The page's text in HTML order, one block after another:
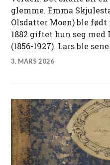
glemme. Emma
Olsdatter Moen) ble født
1882 giftet hun seg med
(1856-1927). Lars ble
3. MARS 2026